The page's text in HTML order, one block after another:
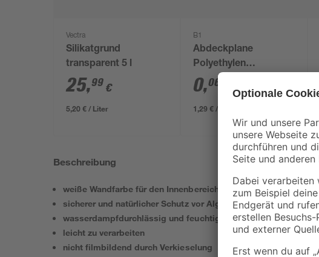
Vectra
Silikatgrund
transparent 5 l
25,99 €
5,20 € / Liter
B1
Abdeckplane
Polyethylen
transparent 4 x 5 m
0,06
/ m²
1,29 € / Pack
Beschreibung
weiße Wandfarbe für den Innenbereich auf Silikatbasis
sicherer und natürlicher Schutz vor Algen, Pilzen und Bakterien
wasserdampfdurchlässig und feuchtigkeitsregulierend
leicht zu verarbeiten
nicht filmbildend durch Verkieselung